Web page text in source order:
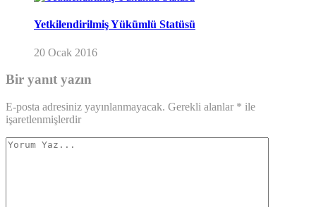
Yetkilendirilmiş Yükümlü Statüsü
20 Ocak 2016
Bir yanıt yazın
E-posta adresiniz yayınlanmayacak. Gerekli alanlar * ile
işaretlenmişlerdir